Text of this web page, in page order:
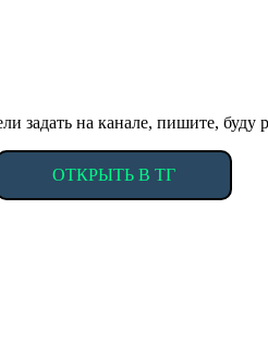
задать на канале, пишите, буду
ОТКРЫТЬ В ТГ